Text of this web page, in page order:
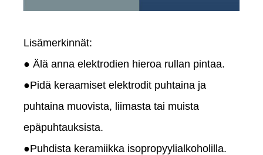
Lisämerkinnät:
● Älä anna elektrodien hieroa rullan pintaa.
●Pidä keraamiset elektrodit puhtaina ja
puhtaina muovista, liimasta tai muista
epäpuhtauksista.
●Puhdista keramiikka isopropyylialkoholilla.